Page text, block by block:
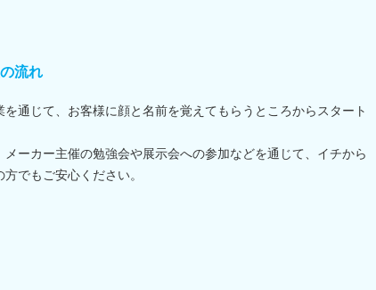
流れ
を通じて、お客様に顔と名前を覚えてもらうところからスタート
ーカー主催の勉強会や展示会への参加などを通じて、イチから
でもご安心ください。